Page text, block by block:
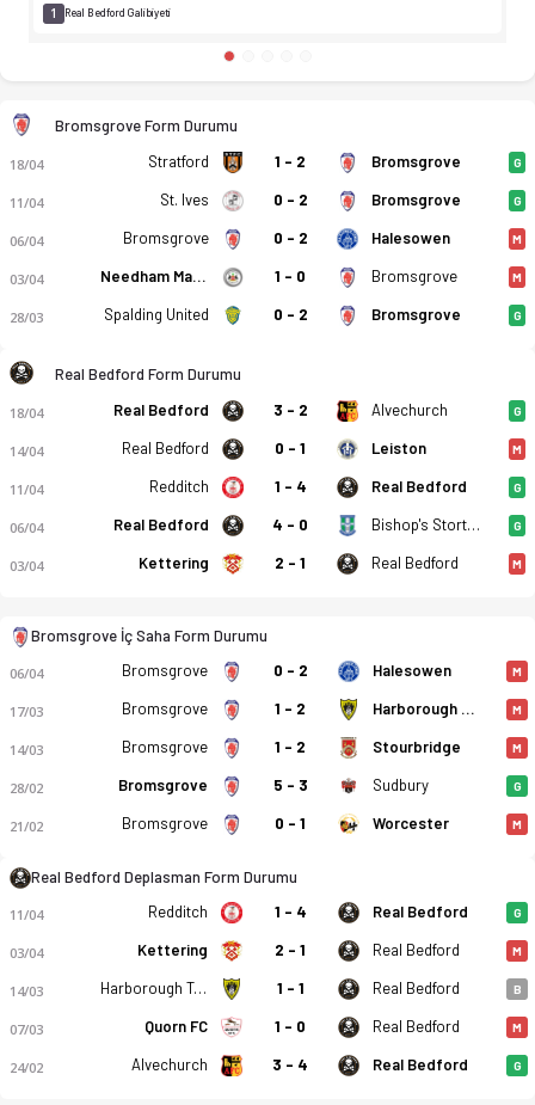
Bromsgrove - Real Bedford 1-3 bitti. Gol anları, kadro,
1 Real Bedford Galibiyeti
Bromsgrove Form Durumu
18/04 Stratford 1 - 2 Bromsgrove G
11/04 St. Ives 0 - 2 Bromsgrove G
06/04 Bromsgrove 0 - 2 Halesowen M
03/04 Needham Market 1 - 0 Bromsgrove M
28/03 Spalding United 0 - 2 Bromsgrove G
Real Bedford Form Durumu
18/04 Real Bedford 3 - 2 Alvechurch G
14/04 Real Bedford 0 - 1 Leiston M
11/04 Redditch 1 - 4 Real Bedford G
06/04 Real Bedford 4 - 0 Bishop's Stortford G
03/04 Kettering 2 - 1 Real Bedford M
Bromsgrove İç Saha Form Durumu
06/04 Bromsgrove 0 - 2 Halesowen M
17/03 Bromsgrove 1 - 2 Harborough Town FC M
14/03 Bromsgrove 1 - 2 Stourbridge M
28/02 Bromsgrove 5 - 3 Sudbury G
21/02 Bromsgrove 0 - 1 Worcester M
Real Bedford Deplasman Form Durumu
11/04 Redditch 1 - 4 Real Bedford G
03/04 Kettering 2 - 1 Real Bedford M
14/03 Harborough Town FC 1 - 1 Real Bedford B
07/03 Quorn FC 1 - 0 Real Bedford M
24/02 Alvechurch 3 - 4 Real Bedford G